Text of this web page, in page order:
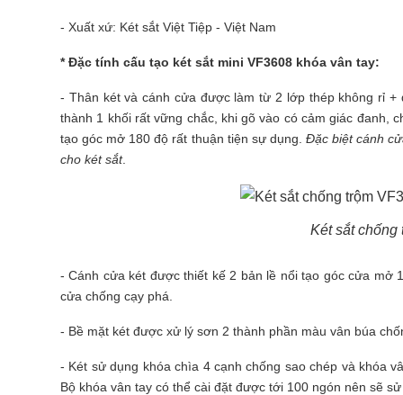
- Xuất xứ: Két sắt Việt Tiệp - Việt Nam
* Đặc tính cấu tạo két sắt mini VF3608 khóa vân tay:
- Thân két và cánh cửa được làm từ 2 lớp thép không rỉ
thành 1 khối rất vững chắc, khi gõ vào có cảm giác đanh,
tạo góc mở 180 độ rất thuận tiện sự dụng. Đặc biệt cánh
cho két sắt.
Két sắt chống
- Cánh cửa két được thiết kế 2 bản lề nổi tạo góc cửa mở
cửa chống cạy phá.
- Bề mặt két được xử lý sơn 2 thành phần màu vân búa
- Két sử dụng khóa chìa 4 cạnh chống sao chép và khóa
Bộ khóa vân tay có thể cài đặt được tới 100 ngón nên sẽ